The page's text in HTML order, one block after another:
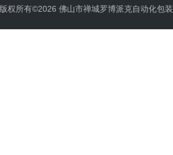
版权所有©2026 佛山市禅城罗博派克自动化